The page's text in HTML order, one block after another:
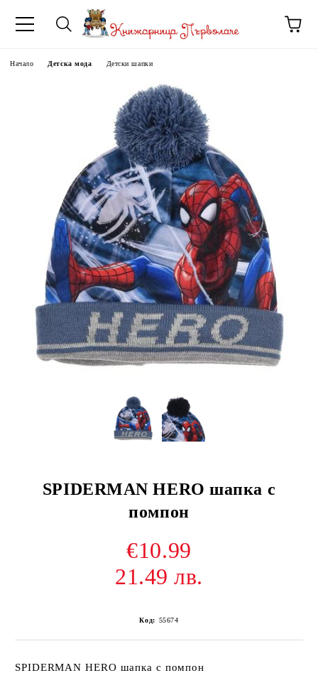
Начало Детска мода Детски шапки
SPIDERMAN HERO шапка с
помпон
€10.99
21.49 лв.
Код: 55674
SPIDERMAN HERO шапка с помпон